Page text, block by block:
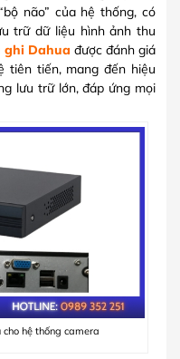
não” của hệ thống, có
trữ dữ liệu hình ảnh thu
Dahua được đánh giá
tiên tiến, mang đến hiệu
lưu trữ lớn, đáp ứng mọi
hệ thống camera